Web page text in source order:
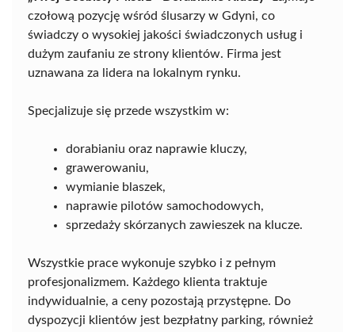
czołową pozycję wśród ślusarzy w Gdyni, co
świadczy o wysokiej jakości świadczonych usług i
dużym zaufaniu ze strony klientów. Firma jest
uznawana za lidera na lokalnym rynku.
Specjalizuje się przede wszystkim w:
dorabianiu oraz naprawie kluczy,
grawerowaniu,
wymianie blaszek,
naprawie pilotów samochodowych,
sprzedaży skórzanych zawieszek na klucze.
Wszystkie prace wykonuje szybko i z pełnym
profesjonalizmem. Każdego klienta traktuje
indywidualnie, a ceny pozostają przystępne. Do
dyspozycji klientów jest bezpłatny parking, również